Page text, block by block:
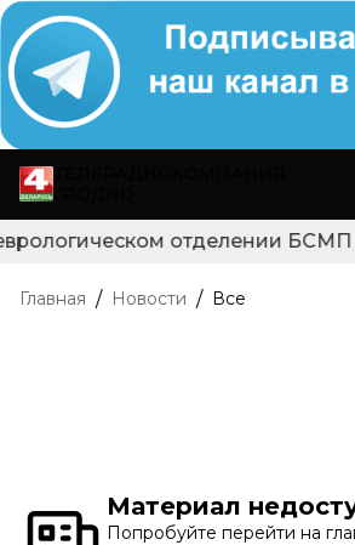
отделении БСМП
Главная / Новости / Все
Материал
Попробуйте перейти на